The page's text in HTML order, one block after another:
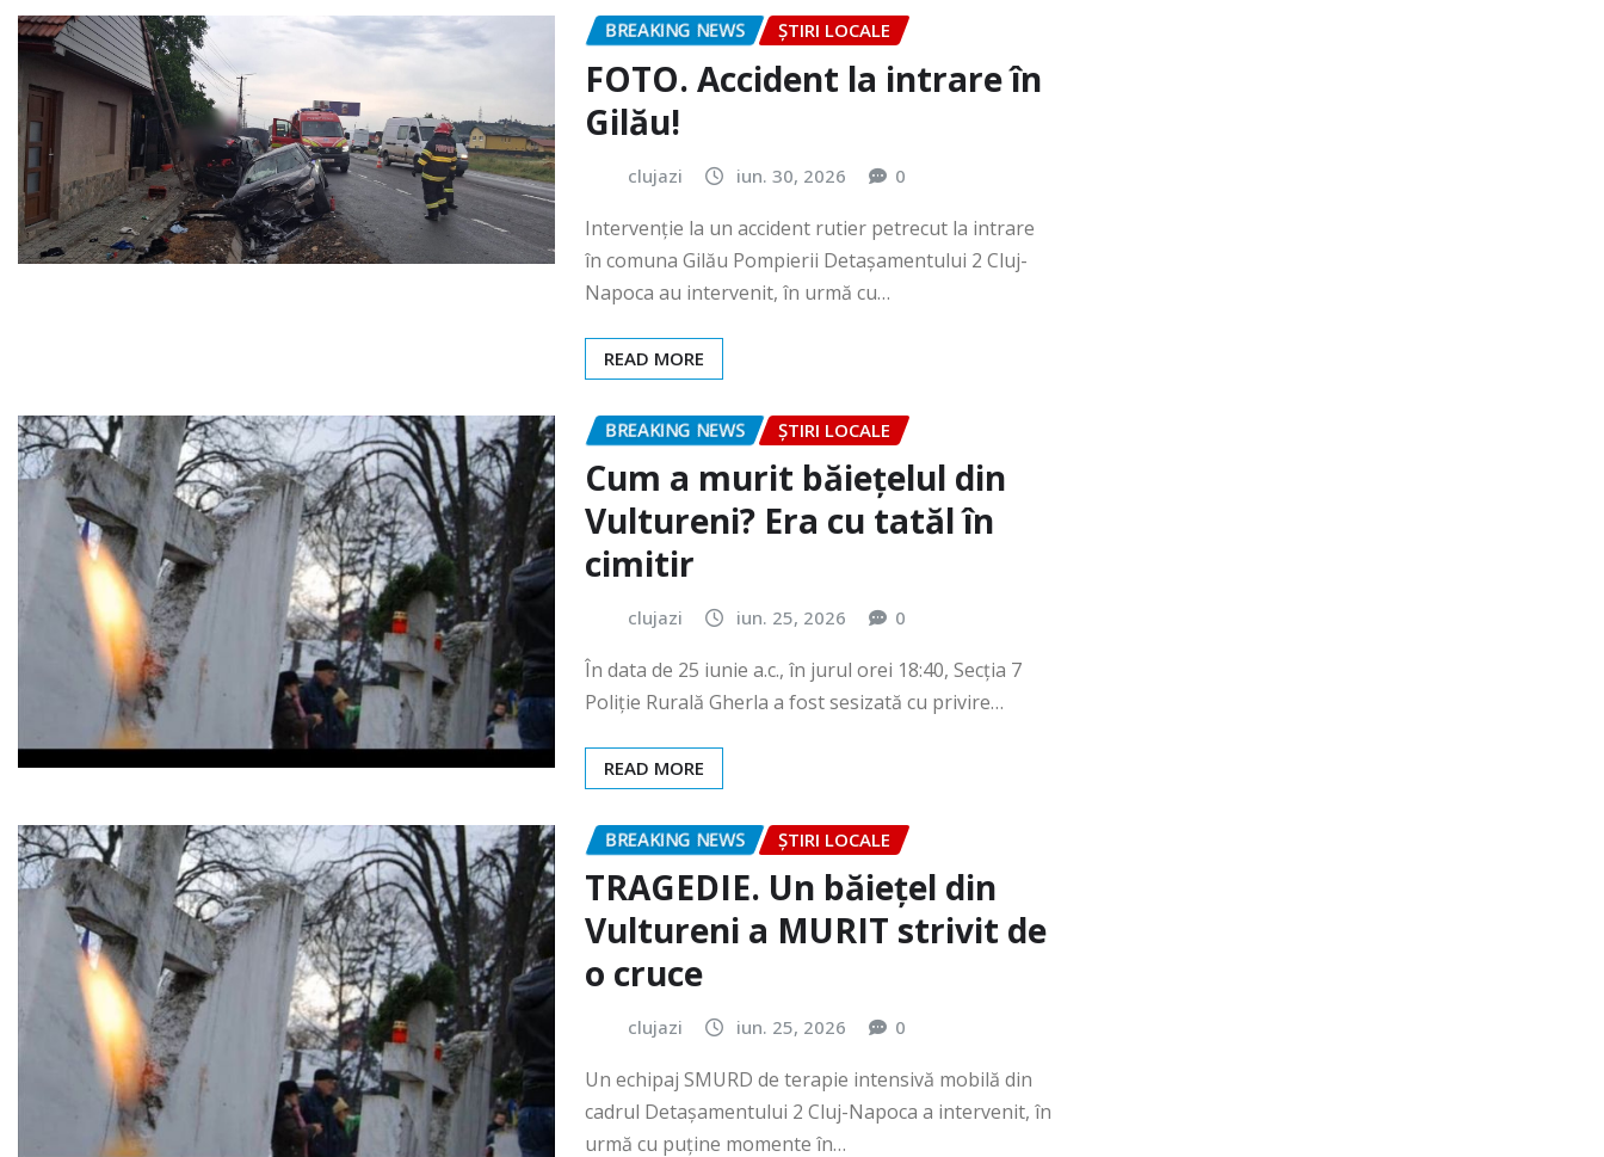
Gilău!
clujazi iun. 30, 2026 0
Intervenție la un accident rutier petrecut la intrare
în comuna Gilău Pompierii Detașamentului 2 Cluj-
Napoca au intervenit, în urmă cu…
READ MORE
BREAKING NEWS
Cum a murit băiețelul din
Vultureni? Era cu tatăl în
cimitir
clujazi iun. 25, 2026 0
În data de 25 iunie a.c., în jurul orei 18:40, Secția 7
Poliție Rurală Gherla a fost sesizată cu privire…
READ MORE
BREAKING NEWS
TRAGEDIE. Un băiețel din
Vultureni a MURIT strivit de
o cruce
clujazi iun. 25, 2026 0
Un echipaj SMURD de terapie intensivă mobilă din
cadrul Detașamentului 2 Cluj-Napoca a intervenit, în
urmă cu puține momente în…
READ MORE